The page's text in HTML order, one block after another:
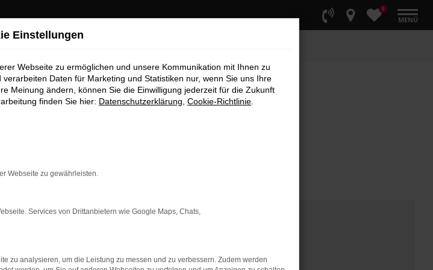
0
MENÜ
Einstellungen
Webseite zu ermöglichen und unsere Kommunikation mit Ihnen zu
Daten für Marketing und Statistiken nur, wenn Sie uns Ihre
Meinung ändern, können Sie die Einwilligung jederzeit für die Zukunft
finden Sie hier: Datenschutzerklärung Cookie-Richtlinie
Webseite zu gewährleisten.
Services von Drittanbietern wie Google Maps, Chats,
zu analysieren, um die Leistung zu messen und zu verbessern. Zudem werden